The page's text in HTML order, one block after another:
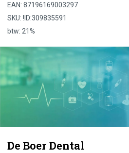
EAN: 87196169003297
SKU: !ID:309835591
btw: 21%
De Boer Dental